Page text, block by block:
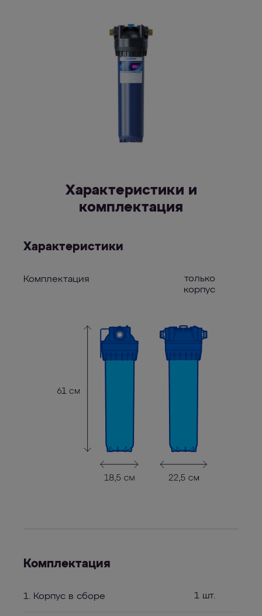
Характеристики и
комплектация
Характеристики
Комплектация
только
корпус
Комплектация
1. Корпус в сборе 1 шт.